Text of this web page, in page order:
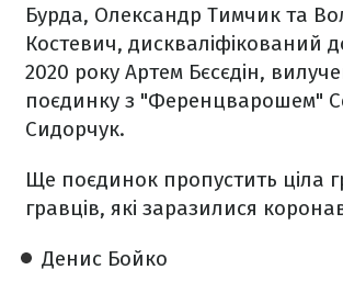
Бурда, Олександр Тимчик та
Костевич, дискваліфікований
2020 року Артем Бєсєдін,
поєдинку з "Ференцварошем"
Сидорчук.
Ще поєдинок пропустить ціла
гравців, які заразилися
Денис Бойко